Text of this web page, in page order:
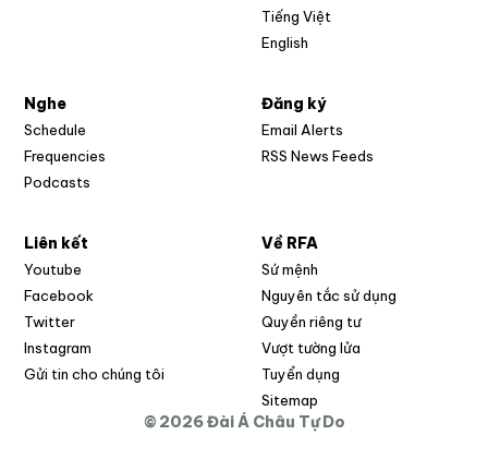
Tiếng Việt
English
Nghe
Schedule
Frequencies
Podcasts
Đăng ký
Email Alerts
RSS News Feeds
Liên kết
Youtube
Facebook
Twitter
Instagram
Gửi tin cho chúng tôi
Về RFA
Sứ mệnh
Nguyên tắc sử dụng
Quyền riêng tư
Vượt tường lửa
Tuyển dụng
Sitemap
© 2026 Đài Á Châu Tự Do